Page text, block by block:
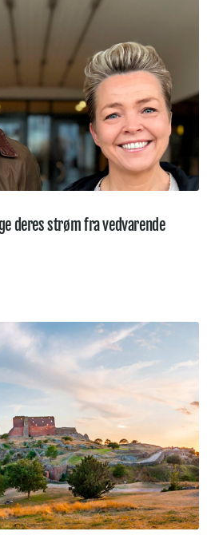
deres strøm fra vedvarende